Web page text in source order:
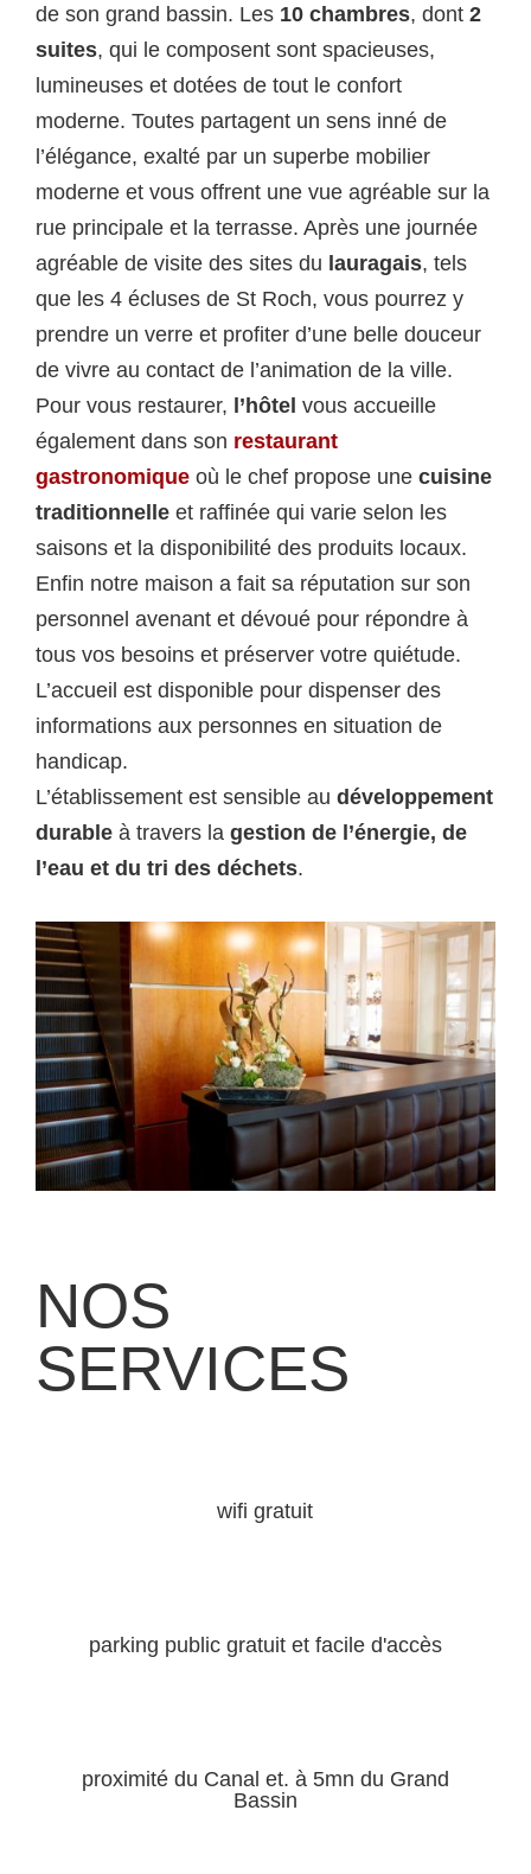
de son grand bassin. Les 10 chambres, dont 2
suites, qui le composent sont spacieuses,
lumineuses et dotées de tout le confort
moderne. Toutes partagent un sens inné de
l’élégance, exalté par un superbe mobilier
moderne et vous offrent une vue agréable sur la
rue principale et la terrasse. Après une journée
agréable de visite des sites du lauragais, tels
que les 4 écluses de St Roch, vous pourrez y
prendre un verre et profiter d’une belle douceur
de vivre au contact de l’animation de la ville.
Pour vous restaurer, l’hôtel vous accueille
également dans son restaurant
gastronomique où le chef propose une cuisine
traditionnelle et raffinée qui varie selon les
saisons et la disponibilité des produits locaux.
Enfin notre maison a fait sa réputation sur son
personnel avenant et dévoué pour répondre à
tous vos besoins et préserver votre quiétude.
L’accueil est disponible pour dispenser des
informations aux personnes en situation de
handicap.
L’établissement est sensible au développement
durable à travers la gestion de l’énergie, de
l’eau et du tri des déchets.
NOS
SERVICES
wifi gratuit
parking public gratuit et facile d'accès
proximité du Canal et. à 5mn du Grand
Bassin